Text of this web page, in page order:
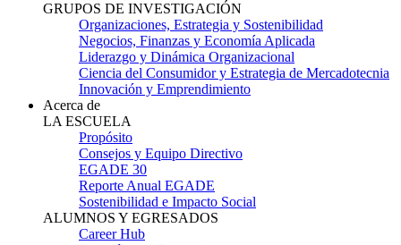
GRUPOS DE INVESTIGACIÓN
Organizaciones, Estrategia y Sostenibilidad
Negocios, Finanzas y Economía Aplicada
Liderazgo y Dinámica Organizacional
Ciencia del Consumidor y Estrategia de Mercadotecnia
Innovación y Emprendimiento
Acerca de
LA ESCUELA
Propósito
Consejos y Equipo Directivo
EGADE 30
Reporte Anual EGADE
Sostenibilidad e Impacto Social
ALUMNOS Y EGRESADOS
Career Hub